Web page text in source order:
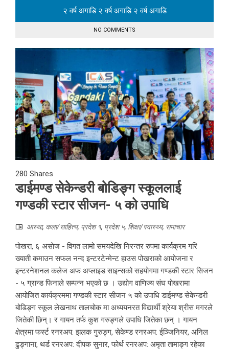
२ वर्ष अगाडि २ वर्ष अगाडि २ वर्ष अगाडि
NO COMMENTS
280 Shares
डाईमण्ड सेकेन्डरी बोडिङ्ग स्कूललाई
गण्डकी स्टार सीजन- ५ को उपाधि
आस्था, कला/साहित्य, प्रदेश १, प्रदेश ५, शिक्षा/स्वास्थ्य, समाचार
पोखरा, ६ असाेज - विगत लामो समयदेखि निरन्तर रुपमा कार्यक्रम गरि
ख्याती कमाउन सफल नन्द इन्टरटेन्मेन्ट हाउस पोखराको आयोजना र
इन्टरनेशनल कलेज अफ अप्लाइड साइन्सको सहयोगमा गण्डकी स्टार सिजन
- ५ ग्रान्ड फिनाले सम्पन्न भएको छ । उद्योग वाणिज्य संघ पोखरामा
आयोजित कार्यक्रममा गण्डकी स्टार सीजन ५ को उपाधि डाईमण्ड सेकेन्डरी
बोडिङ्ग स्कूल लेखनाथ तालचोक मा अध्ययनरत विद्यार्थी श्रेया श्रीस मगरले
जितेकी छिन्। र गायन तर्फ कुश गरुङ्गले उपाधि जितेका छन् । गायन
क्षेत्रमा फर्स्ट रनरअप: झलक गुरुङ्ग, सेकेण्ड रनरअप: ईञ्जिनियर, अनिल
ढुङ्गाना, थर्ड रनरअप: दीपक सुनार, फोर्थ रनरअप: अमृता तामाङ्ग रहेका